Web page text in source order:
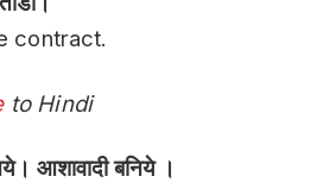
contract.
to Hindi
आशावादी बनिये ।